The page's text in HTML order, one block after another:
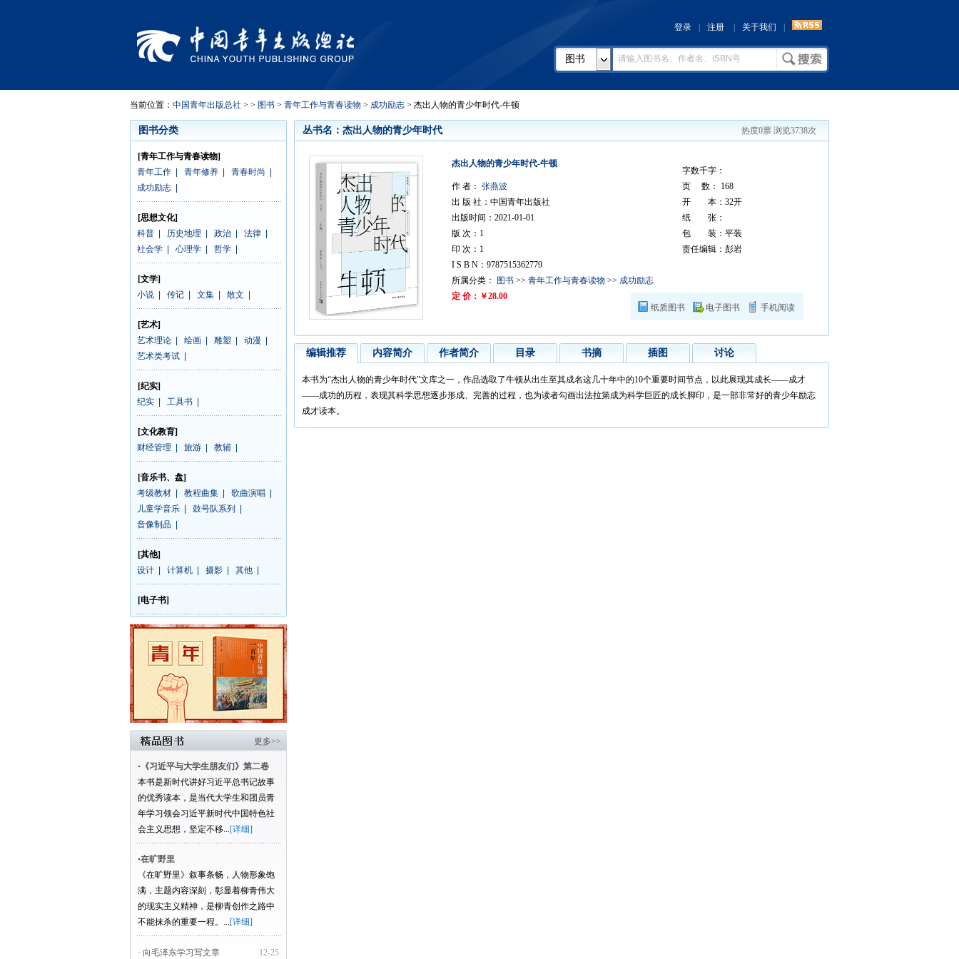
登录 注册 关于我们
图书
当前位置： 中国青年出版总社 > > 图书 > 青年工作与青春读物 > 成功励志 > 杰出人物的青少年时代-牛顿
图书分类
[青年工作与青春读物]
青年工作
青年修养 青春时尚
成功励志
[思想文化]
科普
历史地理 政治 法律
社会学
心理学 哲学
[文学]
小说
传记 文集 散文
[艺术]
艺术理论
绘画 雕塑 动漫
艺术类考试
[纪实]
纪实
工具书
[文化教育]
财经管理
旅游 教辅
[音乐书、盘]
考级教材
教程曲集 歌曲演唱
儿童学音乐
鼓号队系列
音像制品
[其他]
设计
计算机 摄影 其他
[电子书]
更多>>
· 《习近平与大学生朋友们》第二卷
本书是新时代讲好习近平总书记故事
的优秀读本，是当代大学生和团员青
年学习领会习近平新时代中国特色社
会主义思想，坚定不移...[详细]
·在旷野里
《在旷野里》叙事条畅，人物形象饱
满，主题内容深刻，彰显着柳青伟大
的现实主义精神，是柳青创作之路中
不能抹杀的重要一程。...[详细]
12-25
· 向毛泽东学习写文章
热度0票 浏览3738次
丛书名：杰出人物的青少年时代
纸质图书 电子图书 手机阅读
杰出人物的青少年时代-牛顿
作 者： 张燕波
出 版 社：中国青年出版社
出版时间：2021-01-01
版 次：1
印 次：1
I S B N：9787515362779
所属分类：
图书 >> 青年工作与青春读物 >> 成功励志
定 价：￥28.00
字数千字：
页 数： 168
开 本：32开
纸 张：
包 装：平装
责任编辑：彭岩
编辑推荐 内容简介 作者简介 目录 书摘 插图 讨论
本书为“杰出人物的青少年时代”文库之一，作品选取了牛顿从出生至其成名这几十年中的10个重要时间节点，以此展现其成长——成才
——成功的历程，表现其科学思想逐步形成、完善的过程，也为读者勾画出法拉第成为科学巨匠的成长脚印，是一部非常好的青少年励志
成才读本。